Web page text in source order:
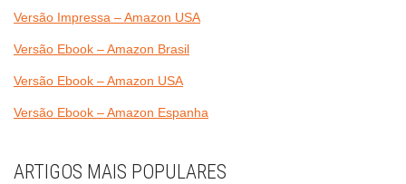
Versão Impressa – Amazon USA
Versão Ebook – Amazon Brasil
Versão Ebook – Amazon USA
Versão Ebook – Amazon Espanha
ARTIGOS MAIS POPULARES